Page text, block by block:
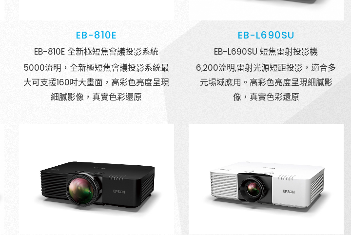
SEARCH
EB-810E
EB-810E 全新極短焦會議投影系統
5000流明，全新極短焦會議投影系統最
大可支援160吋大畫面，高彩色亮度呈現
細膩影像，真實色彩還原
EB-L690SU
EB-L690SU 短焦雷射投影機
6,200流明,雷射光源短距投影，適合多
元場域應用。高彩色亮度呈現細膩影
像，真實色彩還原